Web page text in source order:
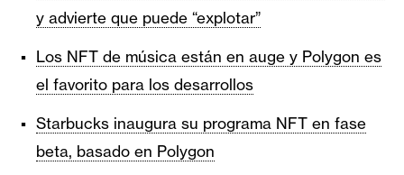
y advierte que puede “explotar”
Los NFT de música están en auge y Polygon es
el favorito para los desarrollos
Starbucks inaugura su programa NFT en fase
beta, basado en Polygon